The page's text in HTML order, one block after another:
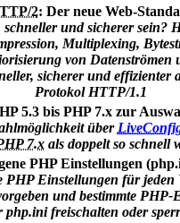
2: Der neue Web-
schneller und sicherer sein?
Multiplexing,
von Datenströmen
sicherer und effizienter
Protokol HTTP/1.1
5.3 bis PHP 7.x zur
über
7.x als doppelt so schnell
PHP Einstellungen
PHP Einstellungen für jeden
und bestimmte PHP-
php.ini freischalten oder